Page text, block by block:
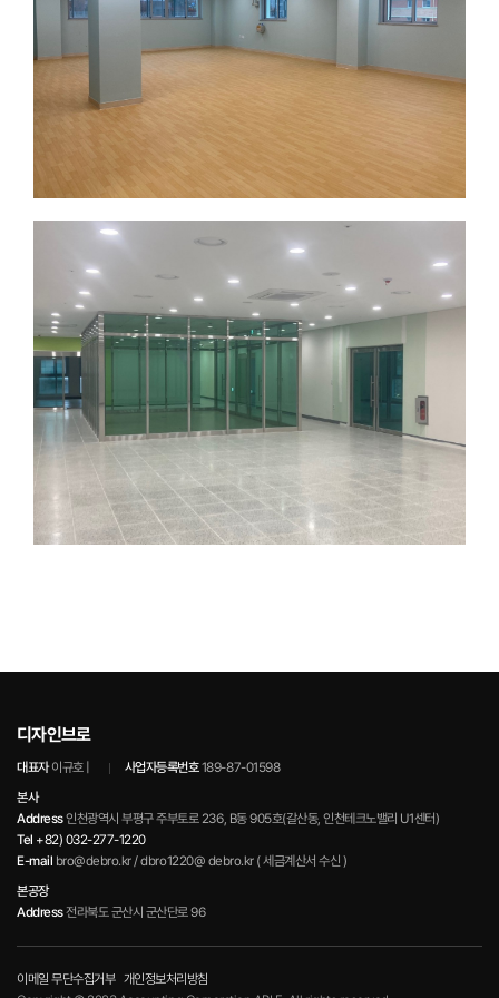
디자인브로
대표자이규호 | 사업자등록번호189-87-01598
본사
Address인천광역시 부평구 주부토로 236, B동 905호(갈산동, 인천테크노밸리 U1센터)
Tel +82) 032-277-1220
E-mail bro@debro.kr / dbro1220@ debro.kr ( 세금계산서 수신 )
본공장
Address전라북도 군산시 군산단로 96
이메일 무단수집거부 개인정보처리방침